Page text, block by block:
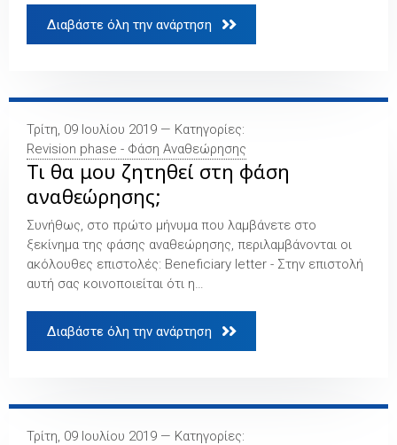
Διαβάστε όλη την ανάρτηση 
Τρίτη, 09 Ιουλίου 2019 — Κατηγορίες:
Revision phase - Φάση Αναθεώρησης
Τι θα μου ζητηθεί στη φάση
αναθεώρησης;
Συνήθως, στο πρώτο μήνυμα που λαμβάνετε στο
ξεκίνημα της φάσης αναθεώρησης, περιλαμβάνονται οι
ακόλουθες επιστολές: Beneficiary letter - Στην επιστολή
αυτή σας κοινοποιείται ότι η…
Διαβάστε όλη την ανάρτηση 
Τρίτη, 09 Ιουλίου 2019 — Κατηγορίες: